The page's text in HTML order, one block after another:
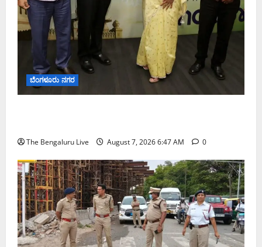
ಬೆಂಗಳೂರು ನಗರ
The Bengaluru Live August 7, 2026 6:47 AM 0